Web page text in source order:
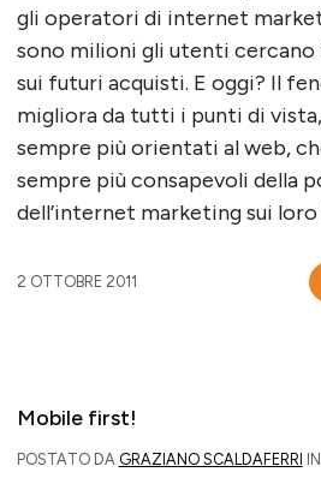
gli operatori di internet
sono milioni gli utenti
sui futuri acquisti. E oggi? Il
migliora da tutti i punti di
sempre più orientati al web,
sempre più consapevoli della
dell’internet marketing sui
2 OTTOBRE 2011
Mobile first!
POSTATO DA GRAZIANO SCALDAFERRI